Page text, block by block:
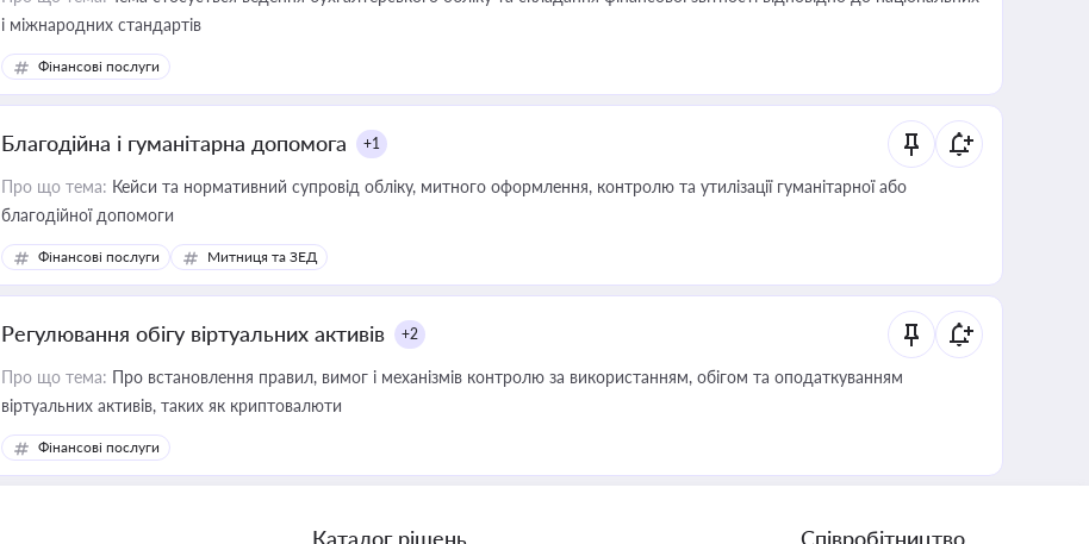
і міжнародних стандартів
Фінансові послуги
Благодійна і гуманітарна допомога +1
Про що тема: Кейси та нормативний супровід обліку, митного оформлення, контролю та утилізації гуманітарної або
благодійної допомоги
Фінансові послуги Митниця та ЗЕД
Регулювання обігу віртуальних активів +2
Про що тема: Про встановлення правил, вимог і механізмів контролю за використанням, обігом та оподаткуванням
віртуальних активів, таких як криптовалюти
Фінансові послуги
Каталог рішень Співробітництво